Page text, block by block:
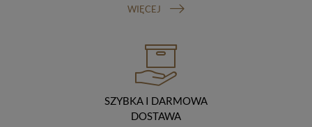
Twoje dane osobowe możemy udostępniać
poleceniami. Przekazujemy Twoje dane poza teren
Okres przechowywania danych
udzielonej przez Ciebie zgody.
WIĘCEJ
SZYBKA I DARMOWA
DOSTAWA